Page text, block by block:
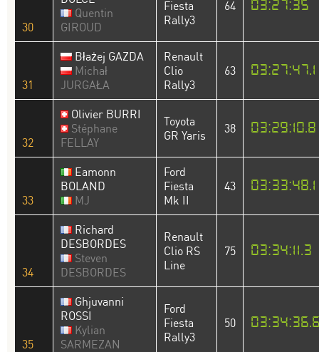
30
Quentin
GIROUD
Fiesta
Rally3
64 03:27:35
31
Błażej GAZDA
Michał
JURGAŁA
Renault
Clio
Rally3
63 03:27:47.1
32
Olivier BURRI
Stéphane
FELLAY
Toyota
GR Yaris
38 03:29:10.8
33
Eamonn
BOLAND
MJ
Ford
Fiesta
Mk II
43 03:33:48.1
34
Richard
DESBORDES
Steven
DESBORDES
Renault
Clio RS
Line
75 03:34:11.3
35
Ghjuvanni
ROSSI
Kylian
SARMEZAN
Ford
Fiesta
Rally3
50